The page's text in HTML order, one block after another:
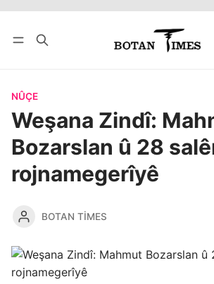
bişopîne
NÛÇE
Weşana Zindî:
Bozarslan û 28
rojnamegerîyê
BOTAN TIMES